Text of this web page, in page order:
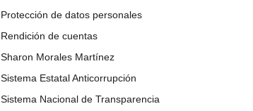
Protección de datos personales
Rendición de cuentas
Sharon Morales Martínez
Sistema Estatal Anticorrupción
Sistema Nacional de Transparencia